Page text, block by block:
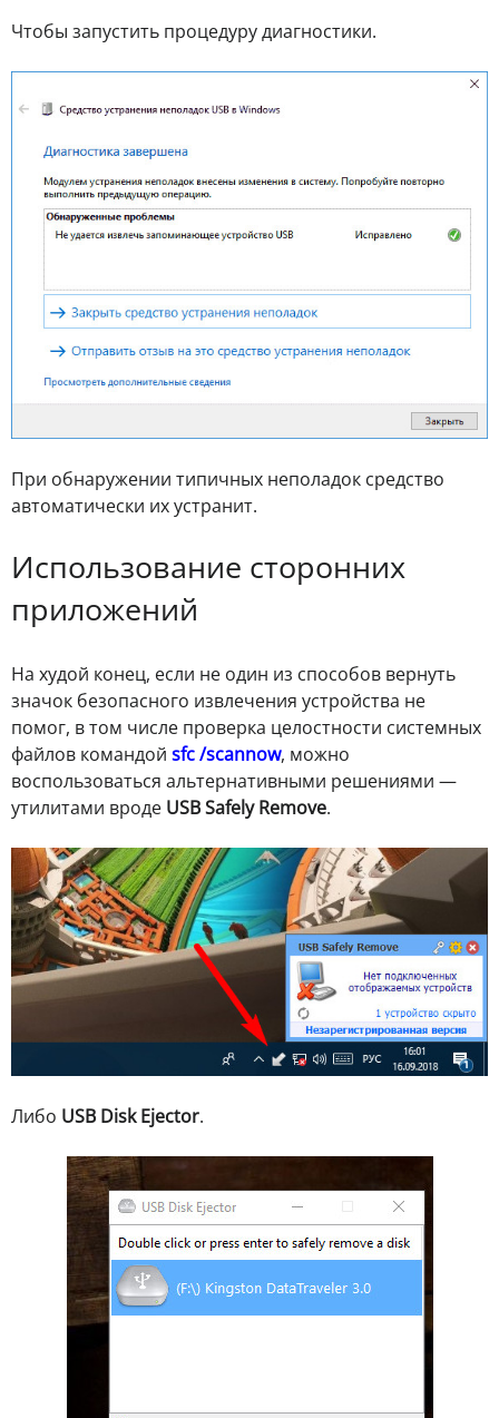
Чтобы запустить процедуру диагностики.
При обнаружении типичных неполадок средство
автоматически их устранит.
Использование сторонних
приложений
На худой конец, если не один из способов вернуть
значок безопасного извлечения устройства не
помог, в том числе проверка целостности системных
файлов командой sfc /scannow, можно
воспользоваться альтернативными решениями —
утилитами вроде USB Safely Remove.
Либо USB Disk Ejector.